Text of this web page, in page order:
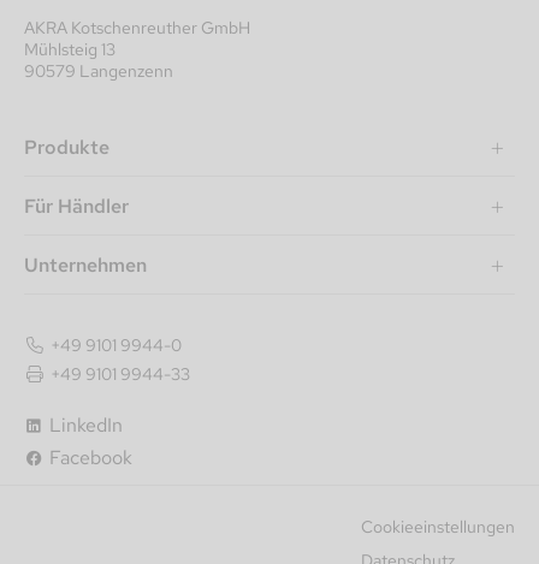
AKRA Kotschenreuther GmbH
Mühlsteig 13
90579 Langenzenn
Produkte
Für Händler
Unternehmen
LinkedIn
Facebook
+49 9101 9944-0
+49 9101 9944-33
Cookieeinstellungen